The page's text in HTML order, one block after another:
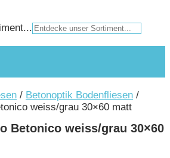
/ Betonoptik Bodenfliesen /
weiss/grau 30×60 matt
Betonico weiss/grau 30×60